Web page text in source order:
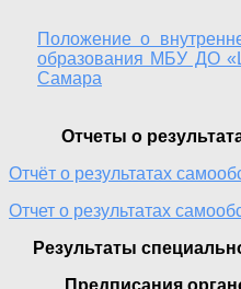
Положение о
образования МБУ ДО
Самара
Отчеты о
Отчёт о результатах
Отчет о результатах
Результаты
Предписания